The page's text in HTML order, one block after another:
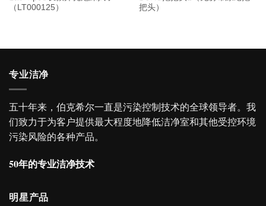
（LT000125）
把头）
专业洁净
五十年来，伯克希尔一直是污染控制技术的全球领导者。我
们致力于为客户提供最大程度地降低洁净室和其他受控环境
污染风险的各种产品。
50年的专业洁净技术
明星产品